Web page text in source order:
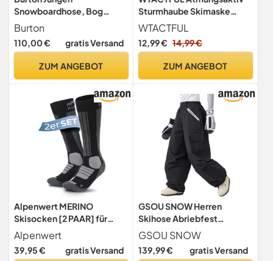
Snowboardhose, Bog
Heather, M
Burton
110,00 € gratis Versand
ZUM ANGEBOT
Sturmhaube Skimaske
Sturmmaske Balaclava
Skihaube Herren Damen Ski
Maske Winter Warme
Fahren Skifahren
WTACTFUL
12,99 € 14,99 €
ZUM ANGEBOT
Alpenwert MERINO
Skisocken [2 PAAR] für
Herren, Damen und Kinder,
35-38, 39-42, 43-46
warme Skistrümpfe
Alpenwert
39,95 € gratis Versand
GSOU SNOW Herren
Skihose Abriebfest
Wasserdicht Baggy
Schneehose
GSOU SNOW
139,99 € gratis Versand